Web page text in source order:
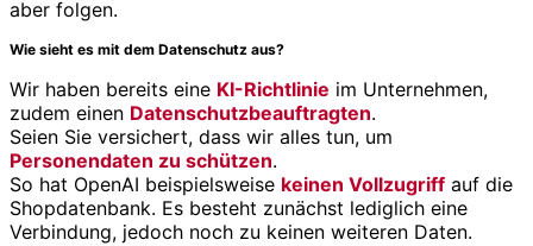
aber folgen.
Wie sieht es mit dem Datenschutz aus?
Wir haben bereits eine KI-Richtlinie im Unternehmen,
zudem einen Datenschutzbeauftragten.
Seien Sie versichert, dass wir alles tun, um
Personendaten zu schützen.
So hat OpenAI beispielsweise keinen Vollzugriff auf die
Shopdatenbank. Es besteht zunächst lediglich eine
Verbindung, jedoch noch zu keinen weiteren Daten.